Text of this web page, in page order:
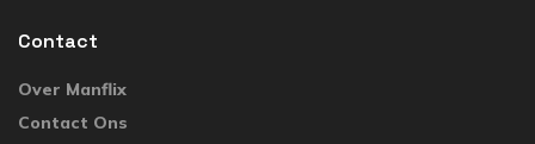
Contact
Over Manflix
Contact Ons